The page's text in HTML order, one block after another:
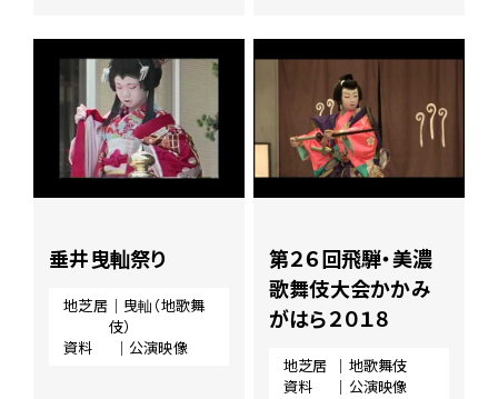
垂井曳軕祭り
地芝居 ｜曳軕（地歌舞
伎）
資料
｜公演映像
第２６回飛騨・美濃
歌舞伎大会かかみ
がはら２０１８
地芝居
｜地歌舞伎
資料
｜公演映像